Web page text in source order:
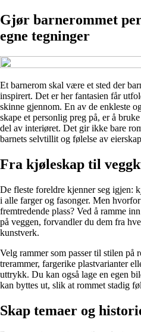
Gjør barnerommet
egne tegninger
Et barnerom skal være et sted der
inspirert. Det er her fantasien får
skinne gjennom. En av de enkleste
skape et personlig preg på, er å
del av interiøret. Det gir ikke bare
barnets selvtillit og følelse av
Fra kjøleskap til
De fleste foreldre kjenner seg igjen:
i alle farger og fasonger. Men
fremtredende plass? Ved å ramme
på veggen, forvandler du dem fra
kunstverk.
Velg rammer som passer til stilen på
trerammer, fargerike plastvarianter
uttrykk. Du kan også lage en egen
kan byttes ut, slik at rommet stadig
Skap temaer og